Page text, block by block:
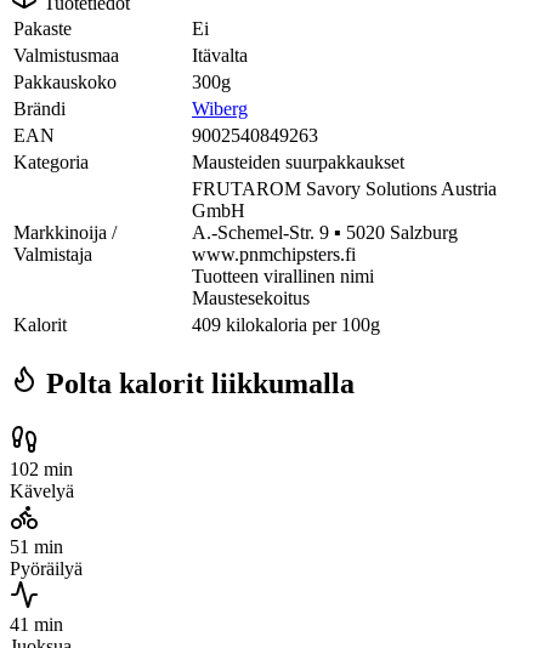
Pakaste
Ei
Valmistusmaa
Itävalta
Pakkauskoko
300g
Brändi
Wiberg
EAN
9002540849263
Kategoria
Mausteiden suurpakkaukset
Markkinoija /
Valmistaja
FRUTAROM Savory Solutions Austria
GmbH
A.-Schemel-Str. 9 ▪ 5020 Salzburg
www.pnmchipsters.fi
Tuotteen virallinen nimi
Maustesekoitus
Kalorit
409 kilokaloria per 100g
Polta kalorit liikkumalla
102 min
Kävelyä
51 min
Pyöräilyä
41 min